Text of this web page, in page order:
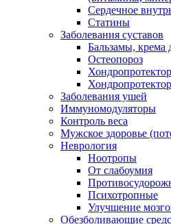
Сердечное
Статины
Заболевания суставов
Бальзамы, крема
Остеопороз
Заболевания ушей
Иммуномодуляторы
Контроль веса
Мужское здоровье
Неврология
Ноотропы
От слабоумия
Психотропные
Улучшение
Обезболивающие